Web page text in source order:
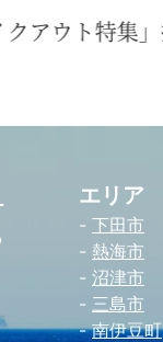
インつた垣
エリア
下田市
熱海市
沼津市
三島市
南伊豆町